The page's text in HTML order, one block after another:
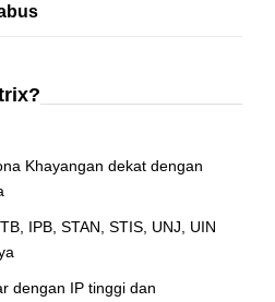
Khayangan dekat dengan
IPB, STAN, STIS, UNJ, UIN
dengan IP tinggi dan